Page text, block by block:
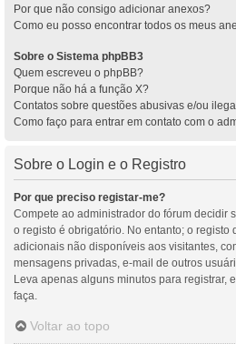
Por que não consigo adicionar anexos?
Como eu posso encontrar todos os meus
Sobre o Sistema phpBB3
Quem escreveu o phpBB?
Porque não há a função X?
Contatos sobre questões abusivas e/ou
Como faço para entrar em contato com o
Sobre o Login e o Registro
Por que preciso registar-me?
Compete ao administrador do fórum decidir
o registo é obrigatório. No entanto; o registo
adicionais não disponíveis aos visitantes,
mensagens privadas, e-mail de outros
Leva apenas alguns minutos para registrar,
faça.
Voltar ao topo